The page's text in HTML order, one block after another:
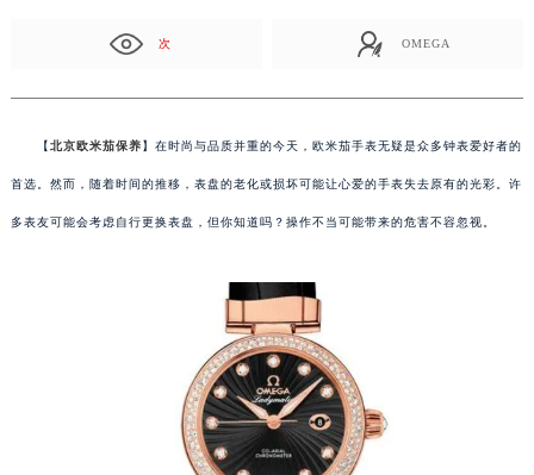
次 OMEGA
【北京欧米茄保养】在时尚与品质并重的今天，欧米茄手表无疑是众多钟表爱好者的
首选。然而，随着时间的推移，表盘的老化或损坏可能让心爱的手表失去原有的光彩。许
多表友可能会考虑自行更换表盘，但你知道吗？操作不当可能带来的危害不容忽视。